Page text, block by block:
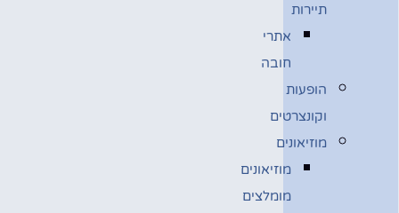
תיירות
אתרי
חובה
הופעות
וקונצרטים
מוזיאונים
מוזיאונים
מומלצים